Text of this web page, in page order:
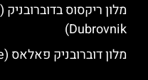
Dubrovnik)
מלון דוברובניק פאלאס (Hotel Dubrovnik Palace)